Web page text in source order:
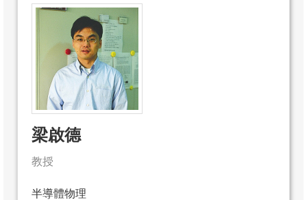
梁啟德
教授
半導體物理